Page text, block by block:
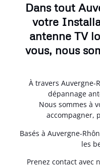
Dans tout
votre
antenne TV
vous, nous
À travers Auvergne-
dépannage
Nous sommes à
accompagner,
Basés à Auvergne-
les
Prenez contact avec